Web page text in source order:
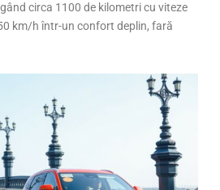
circa 1100 de kilometri cu viteze
km/h într-un confort deplin, fară